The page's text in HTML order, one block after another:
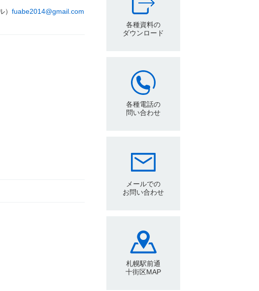
fuabe2014@gmail.com
各種資料の
ダウンロード
各種電話の
問い合わせ
メールでの
お問い合わせ
札幌駅前通
十街区MAP